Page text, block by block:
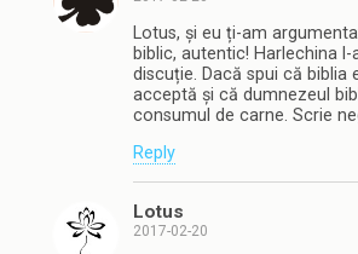
Lotus, și eu ți-am
biblic, autentic! Harlechina l-
discuție. Dacă spui că biblia
acceptă și că dumnezeul
consumul de carne. Scrie
Reply
Lotus
2017-02-20